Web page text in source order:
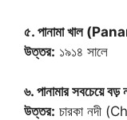
৫. পানামা খাল
উত্তর: ১৯১৪ সালে
৬. পানামার সবচেয়ে বড়
উত্তর: চারকা নদী